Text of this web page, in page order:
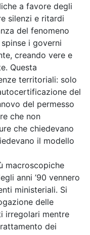
a favore degli
silenzi e ritardi
del fenomeno
i governi
creando vere e
Questa
territoriali: solo
del
del permesso
che non
che chiedevano
il modello
macroscopiche
anni ’90 vennero
ministeriali. Si
delle
irregolari mentre
dei